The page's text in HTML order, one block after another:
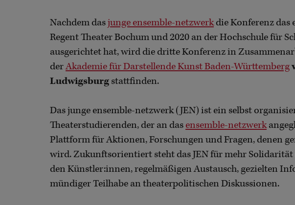
Nachdem dasjunge ensemble-netzwerkdie Konferenz das
Regent Theater Bochum und 2020 an der Hochschule für
ausgerichtet hat, wird die dritte Konferenz in
derAkademie für Darstellende Kunst Baden-Württemberg
Ludwigsburg stattfinden.
Das junge ensemble-netzwerk (JEN) ist ein selbst
Theaterstudierenden, der an das ensemble-netzwerk
Plattform für Aktionen, Forschungen und Fragen, denen
wird. Zukunftsorientiert steht das JEN für mehr
den Künstler:innen, regelmäßigen Austausch, gezielten
mündiger Teilhabe an theaterpolitischen Diskussionen.